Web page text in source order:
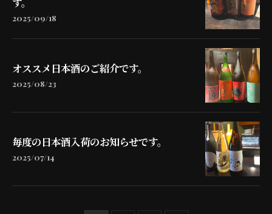
2025/09/18
オススメ日本酒のご紹介です。
2025/08/23
毎度の日本酒入荷のお知らせです。
2025/07/14